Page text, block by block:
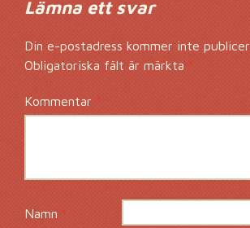
Lämna ett svar
Din e-postadress kommer inte
Obligatoriska fält är märkta*
Kommentar *
Namn *